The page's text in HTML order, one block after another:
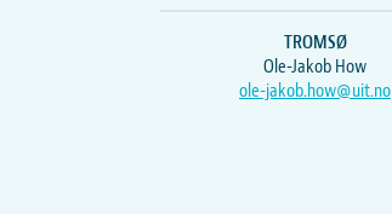
TROMSØ
Ole-Jakob How
ole-jakob.how@uit.no